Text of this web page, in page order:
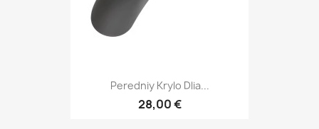
Peredniy Krylo Dlia...
28,00 €